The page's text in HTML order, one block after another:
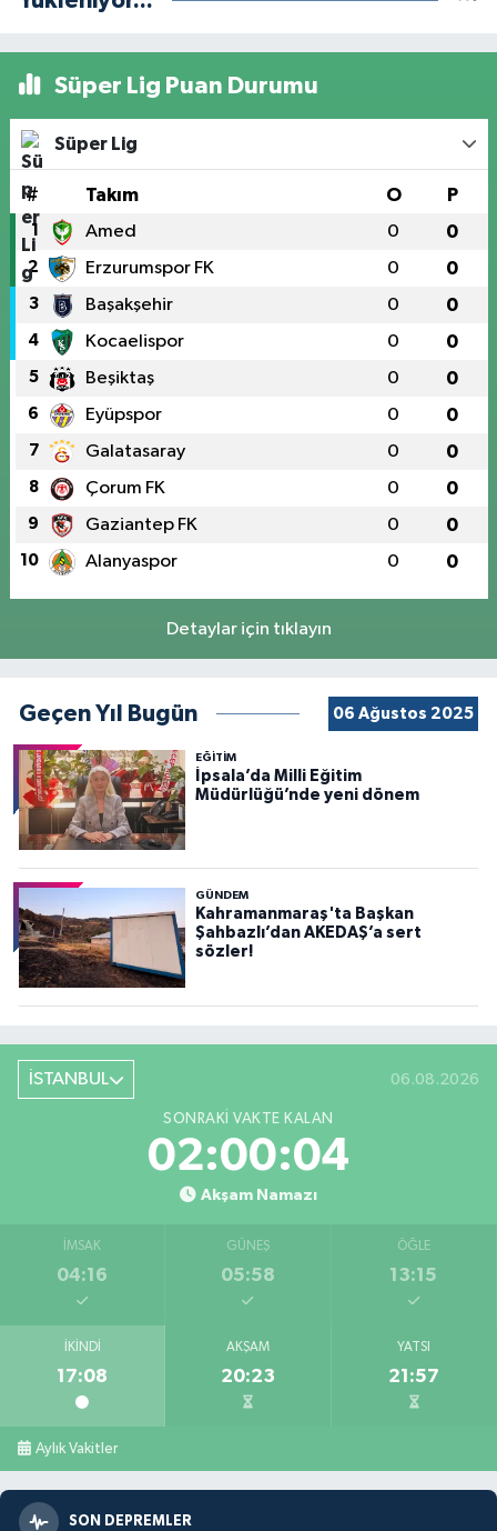
Süper Lig Puan Durumu
Süper Lig
# Takım O P
1 Amed 0 0
2 Erzurumspor FK 0 0
3 Başakşehir 0 0
4 Kocaelispor 0 0
5 Beşiktaş 0 0
6 Eyüpspor 0 0
7 Galatasaray 0 0
8 Çorum FK 0 0
9 Gaziantep FK 0 0
10 Alanyaspor 0 0
Detaylar için tıklayın
Geçen Yıl Bugün 06 Ağustos 2025
EĞİTİM
İpsala’da Milli Eğitim
Müdürlüğü’nde yeni dönem
GÜNDEM
Kahramanmaraş'ta Başkan
Şahbazlı’dan AKEDAŞ’a sert
sözler!
İSTANBUL 06.08.2026
SONRAKI VAKTE KALAN
02:00:03
Akşam Namazı
İMSAK
04:16
GÜNEŞ
05:58
ÖĞLE
13:15
İKINDI
17:08
AKŞAM
20:23
YATSI
21:57
Aylık Vakitler
SON DEPREMLER